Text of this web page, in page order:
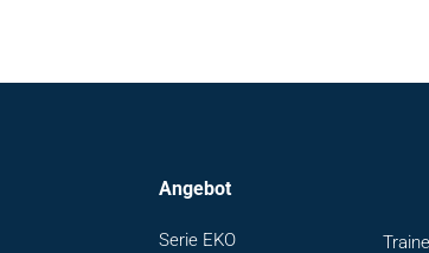
Angebot
Serie EKO